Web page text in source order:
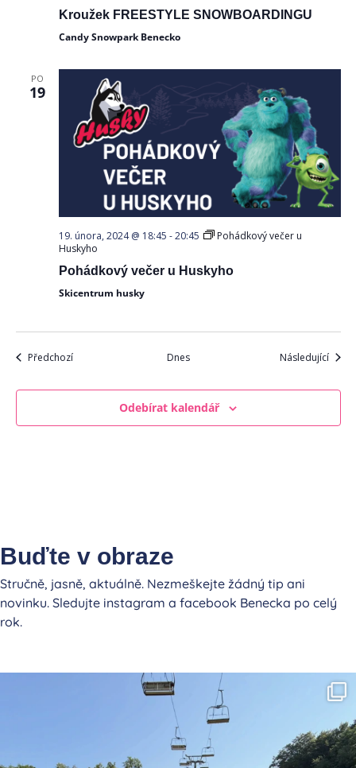
Kroužek FREESTYLE SNOWBOARDINGU
Candy Snowpark Benecko
PO
19
19. února, 2024 @ 18:45 -20:45
Pohádkový večer u
Huskyho
Pohádkový večer u Huskyho
Skicentrum husky
PředchozíAkce Dnes NásledujícíAkce
Odebírat kalendář
Buďte v obraze
Stručně, jasně, aktuálně. Nezmeškejte žádný tip ani
novinku. Sledujte instagram a facebook Benecka po celý
rok.